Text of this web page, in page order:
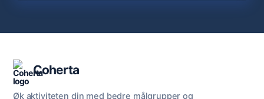
Coherta
Øk aktiviteten din med bedre målgrupper og